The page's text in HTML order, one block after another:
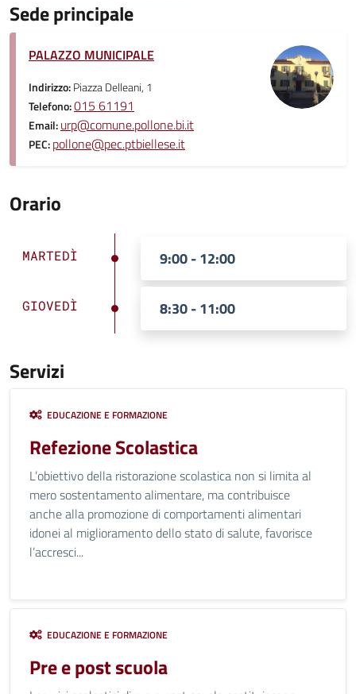
Sede principale
PALAZZO MUNICIPALE
Indirizzo:Piazza Delleani, 1
Telefono:015 61191
Email:urp@comune.pollone.bi.it
PEC:pollone@pec.ptbiellese.it
Orario
MARTEDÌ 9:00 - 12:00
GIOVEDÌ 8:30 - 11:00
Servizi
EDUCAZIONE E FORMAZIONE
Refezione Scolastica
L’obiettivo della ristorazione scolastica non si limita al
mero sostentamento alimentare, ma contribuisce
anche alla promozione di comportamenti alimentari
idonei al miglioramento dello stato di salute, favorisce
l’accresci...
EDUCAZIONE E FORMAZIONE
Pre e post scuola